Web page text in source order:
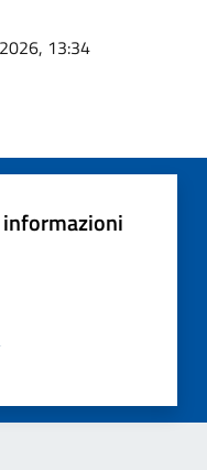
13:34
informazioni